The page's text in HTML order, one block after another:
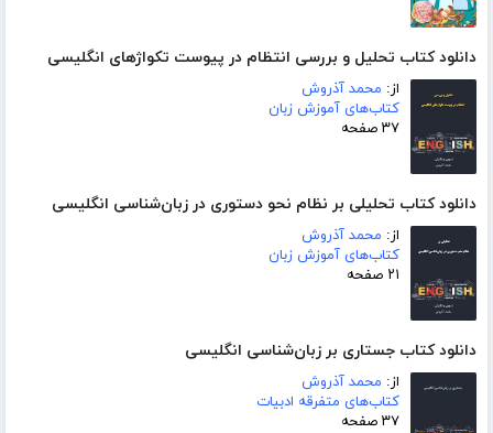
دانلود کتاب تحلیل و بررسی انتظام در پیوست تکواژهای انگلیسی
از: محمد آذروش
کتاب‌های آموزش زبان
۳۷ صفحه
دانلود کتاب تحلیلی بر نظام نحو دستوری در زبان‌شناسی انگلیسی
از: محمد آذروش
کتاب‌های آموزش زبان
۲۱ صفحه
دانلود کتاب جستاری بر زبان‌شناسی انگلیسی
از: محمد آذروش
کتاب‌های متفرقه ادبیات
۳۷ صفحه